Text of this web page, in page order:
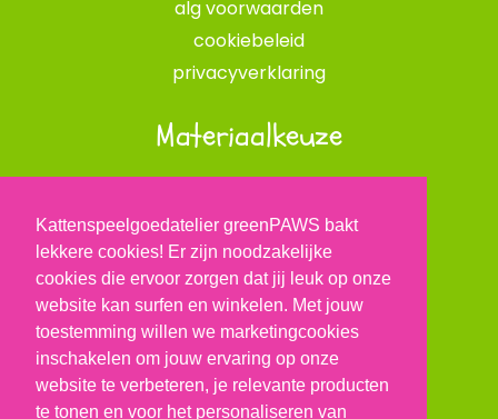
alg voorwaarden
cookiebeleid
privacyverklaring
Materiaalkeuze
onze stofkeuze
catnip kruiden
BLOG
greenPAWS
Kattenspeelgoedatelier greenPAWS bakt
lekkere cookies! Er zijn noodzakelijke
cookies die ervoor zorgen dat jij leuk op onze
website kan surfen en winkelen. Met jouw
toestemming willen we marketingcookies
inschakelen om jouw ervaring op onze
website te verbeteren, je relevante producten
te tonen en voor het personaliseren van